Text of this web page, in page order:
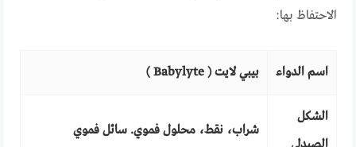
الاحتفاظ بها:
اسم الدواء بيبي لايت ( Babylyte )
الشكل
شراب، نقط، محلول فموي. سائل فموي